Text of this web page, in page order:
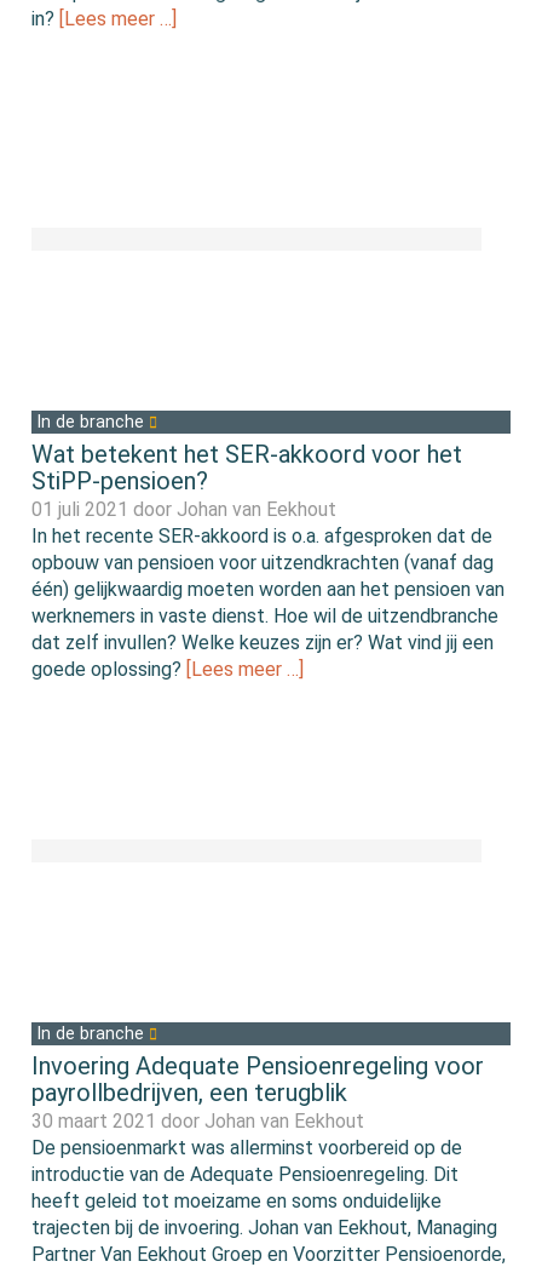
in? [Lees meer …]
In de branche
Wat betekent het SER-akkoord voor het
StiPP-pensioen?
01 juli 2021 door Johan van Eekhout
In het recente SER-akkoord is o.a. afgesproken dat de
opbouw van pensioen voor uitzendkrachten (vanaf dag
één) gelijkwaardig moeten worden aan het pensioen van
werknemers in vaste dienst. Hoe wil de uitzendbranche
dat zelf invullen? Welke keuzes zijn er? Wat vind jij een
goede oplossing? [Lees meer …]
In de branche
Invoering Adequate Pensioenregeling voor
payrollbedrijven, een terugblik
30 maart 2021 door Johan van Eekhout
De pensioenmarkt was allerminst voorbereid op de
introductie van de Adequate Pensioenregeling. Dit
heeft geleid tot moeizame en soms onduidelijke
trajecten bij de invoering. Johan van Eekhout, Managing
Partner Van Eekhout Groep en Voorzitter Pensioenorde,